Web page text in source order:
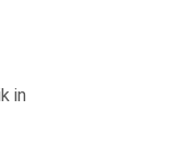
in